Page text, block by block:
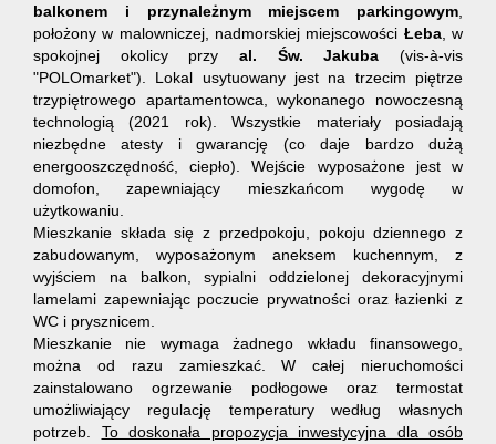
balkonem i przynależnym miejscem parkingowym,
położony w malowniczej, nadmorskiej miejscowości Łeba, w
spokojnej okolicy przy al. Św. Jakuba (vis-à-vis
"POLOmarket"). Lokal usytuowany jest na trzecim piętrze
trzypiętrowego apartamentowca, wykonanego nowoczesną
technologią (2021 rok). Wszystkie materiały posiadają
niezbędne atesty i gwarancję (co daje bardzo dużą
energooszczędność, ciepło). Wejście wyposażone jest w
domofon, zapewniający mieszkańcom wygodę w
użytkowaniu.
Mieszkanie składa się z przedpokoju, pokoju dziennego z
zabudowanym, wyposażonym aneksem kuchennym, z
wyjściem na balkon, sypialni oddzielonej dekoracyjnymi
lamelami zapewniając poczucie prywatności oraz łazienki z
WC i prysznicem.
Mieszkanie nie wymaga żadnego wkładu finansowego,
można od razu zamieszkać. W całej nieruchomości
zainstalowano ogrzewanie podłogowe oraz termostat
umożliwiający regulację temperatury według własnych
potrzeb. To doskonała propozycja inwestycyjna dla osób